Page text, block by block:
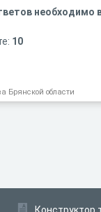
необходимо
10
Брянской области